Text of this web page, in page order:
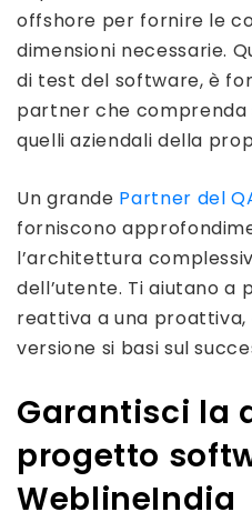
offshore per fornire le
dimensioni necessarie.
di test del software, è
partner che comprenda
quelli aziendali della
Un grande Partner del
forniscono
l’architettura
dell’utente. Ti aiutano a
reattiva a una proattiva,
versione si basi sul
Garantisci la
progetto
WeblineIndia